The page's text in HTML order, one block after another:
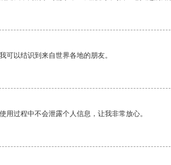
可以结识到来自世界各地的朋友。
用过程中不会泄露个人信息，让我非常放心。